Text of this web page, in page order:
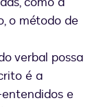
o método de
verbal possa
é a
e